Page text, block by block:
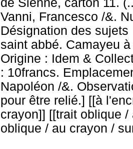
de Sienne, carton 11.
Vanni, Francesco /&.
Désignation des
saint abbé. Camayeu
Origine : Idem &
: 10francs.
Napoléon /&.
pour être relié.] [[à
crayon]] [[trait oblique
oblique / au crayon /